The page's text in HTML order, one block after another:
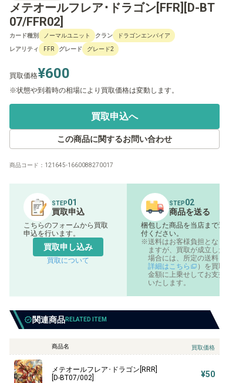
メテオールフレア･ドラゴン[FFR][D-BT
07/FFR02]
カード種別 ノーマルユニット クラン ドラゴンエンパイア
レアリティ FFR グレード グレード2
買取価格¥600
状態や到着時の相場により買取価格は変動します。
買取申込へ
この商品に関するお問い合わせ
商品コード： 121645-1660088270017
STEP01
買取申込
こちらのフォームから買取
申込を行います。
買取申し込み
買取について
STEP02
商品を送る
梱包した商品を当店まで送
付ください。
送料はお客様負担となり
ますが、買取が成立した
場合には、所定の送料（
詳細はこちら
）を買取
金額に上乗せしてお支払
いたします。
関連商品RELATED ITEM
商品名 買取価格
メテオールフレア･ドラゴン[RRR]
[D-BT07/002]
¥50